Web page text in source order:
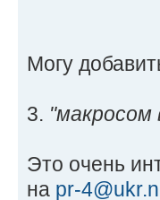
Могу
3. "макросом
Это очень
на pr-